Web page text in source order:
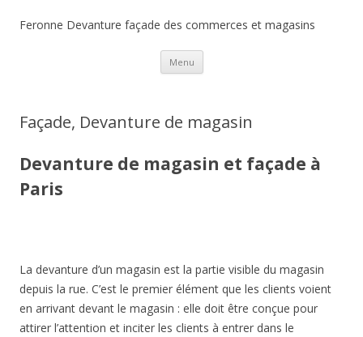
Feronne Devanture façade des commerces et magasins
Menu Aller
contenu
Façade, Devanture de magasin
Devanture de magasin et façade à
Paris
La devanture d’un magasin est la partie visible du magasin
depuis la rue. C’est le premier élément que les clients voient
en arrivant devant le magasin : elle doit être conçue pour
attirer l’attention et inciter les clients à entrer dans le